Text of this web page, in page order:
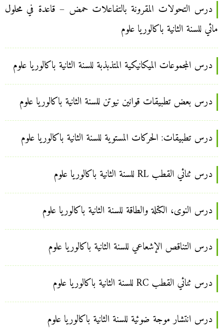
درس التحولات المقرونة بالتفاعلات حمض – قاعدة في محلول
مائي للسنة الثانية باكالوريا علوم
درس المجموعات الميكانيكية المتذبذبة للسنة الثانية باكالوريا علوم
درس بعض تطبيقات قوانين نيوتن للسنة الثانية باكالوريا علوم
درس تطبيقات: الحركات المستوية للسنة الثانية باكالوريا علوم
درس ثنائي القطب RL للسنة الثانية باكالوريا علوم
درس النوى، الكتلة والطاقة للسنة الثانية باكالوريا علوم
درس التناقص الإشعاعي للسنة الثانية باكالوريا علوم
درس ثنائي القطب RC للسنة الثانية باكالوريا علوم
درس انتشار موجة ضوئية للسنة الثانية باكالوريا علوم